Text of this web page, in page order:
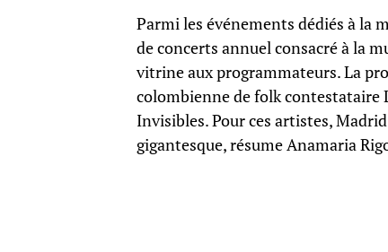
Parmi les événements dédiés à la
de concerts annuel consacré à la
vitrine aux programmateurs. La
colombienne de folk contestataire
Invisibles. Pour ces artistes,
gigantesque, résume Anamaria